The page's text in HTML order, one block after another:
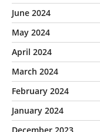
June 2024
May 2024
April 2024
March 2024
February 2024
January 2024